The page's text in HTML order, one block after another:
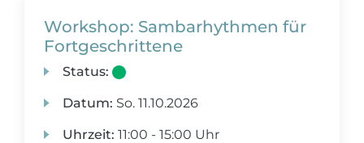
Workshop: Sambarhythmen für
Fortgeschrittene
Status:
Datum: So. 11.10.2026
Uhrzeit: 11:00 - 15:00 Uhr